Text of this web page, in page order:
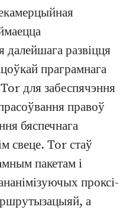
далейшага развіцця
праграмнага
Tor для забеспячэння
правоў
бяспечнага
свеце. Tor стаў
пакетам і
проксі-
а